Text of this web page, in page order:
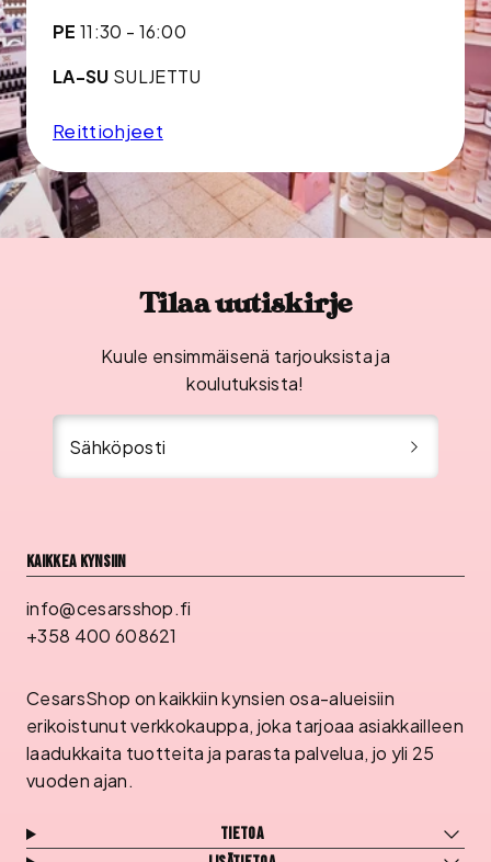
PE 11:30 - 16:00
LA-SU SULJETTU
Reittiohjeet
Tilaa uutiskirje
Kuule ensimmäisenä tarjouksista ja
koulutuksista!
Sähköposti
Kaikkea kynsiin
info@cesarsshop.fi
+358 400 608621
CesarsShop on kaikkiin kynsien osa-alueisiin
erikoistunut verkkokauppa, joka tarjoaa asiakkailleen
laadukkaita tuotteita ja parasta palvelua, jo yli 25
vuoden ajan.
Tietoa